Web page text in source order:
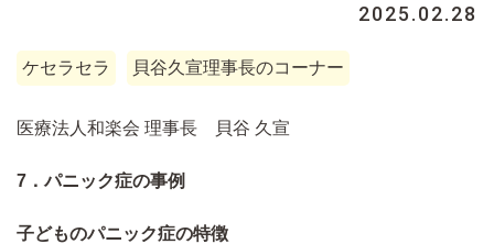
2025.02.28
ケセラセラ 貝谷久宣理事長のコーナー
医療法人和楽会 理事長 貝谷 久宣
7．パニック症の事例
子どものパニック症の特徴